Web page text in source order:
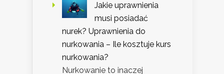
Jakie uprawnienia
musi posiadać
nurek? Uprawnienia do
nurkowania – Ile kosztuje kurs
nurkowania?
Nurkowanie to inaczej